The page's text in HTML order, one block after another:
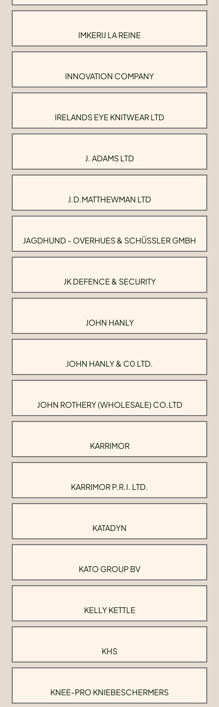
IMKERIJ LA REINE
INNOVATION COMPANY
IRELANDS EYE KNITWEAR LTD
J. ADAMS LTD
J.D.MATTHEWMAN LTD
JAGDHUND - OVERHUES & SCHÜSSLER GMBH
JK DEFENCE & SECURITY
JOHN HANLY
JOHN HANLY & C0 LTD.
JOHN ROTHERY (WHOLESALE) CO.LTD
KARRIMOR
KARRIMOR P.R.I. LTD.
KATADYN
KATO GROUP BV
KELLY KETTLE
KHS
KNEE-PRO KNIEBESCHERMERS